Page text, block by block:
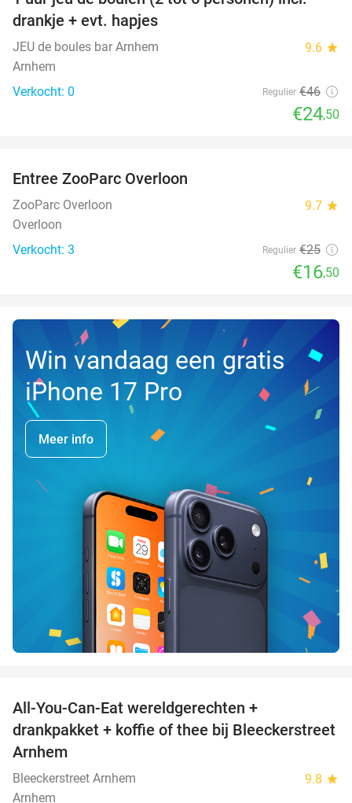
NEW
TODAY
drankje + evt. hapjes
JEU de boules bar Arnhem 9.6 star
Arnhem
Verkocht: 0
Regulier €46
€24,50
TODAY
Entree ZooParc Overloon
ZooParc Overloon 9.7 star
Overloon
Verkocht: 3
Regulier €25
€16,50
Win vandaag een gratis
iPhone 17 Pro
Meer info
All-You-Can-Eat wereldgerechten +
drankpakket + koffie of thee bij Bleeckerstreet
Arnhem
Bleeckerstreet Arnhem 9.8 star
Arnhem